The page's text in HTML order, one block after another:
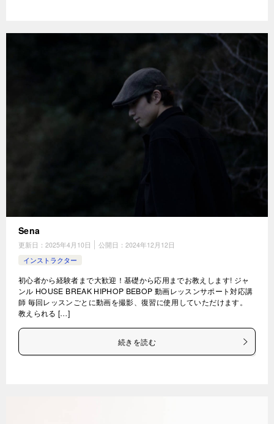
Sena
更新日： 2025年4月10日 公開日： 2024年12月12日
インストラクター
初心者から経験者まで大歓迎！基礎から応用までお教えします! ジャ
ンル HOUSE BREAK HIPHOP BEBOP 動画レッスンサポート対応講
師 毎回レッスンごとに動画を撮影、復習に使用していただけます。
教えられる […]
続きを読む